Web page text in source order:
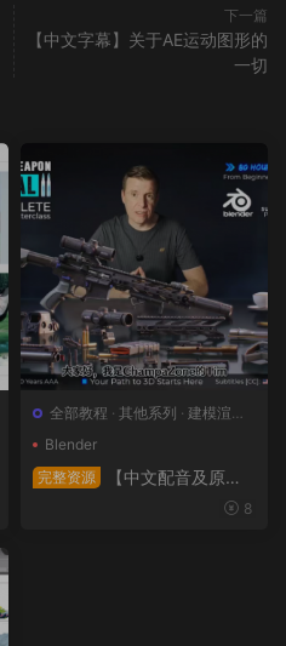
下一篇
【中文字幕】关于AE运动图形的
一切
全部教程 · 其他系列 · 建模渲染>
Blender
完整资源
【中文配音及原
版】终极武器大师班2｜AR-18